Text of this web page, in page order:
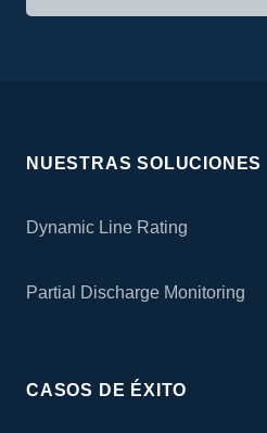
NUESTRAS SOLUCIONES
Dynamic Line Rating
Partial Discharge Monitoring
CASOS DE ÉXITO